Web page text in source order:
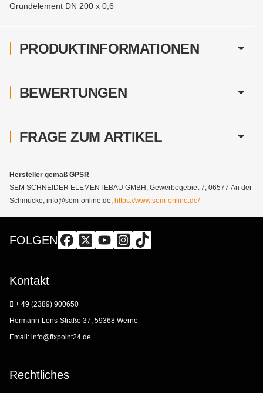
PRODUKTINFORMATIONEN
Grundelement DN 200 x 0,6
BEWERTUNGEN
FRAGE ZUM ARTIKEL
Hersteller gemäß GPSR
SEM SCHNEIDER ELEMENTEBAU GMBH, Gewerbegebiet 7, 06577 An der
Schmücke, info@sem-online.de, https://www.sem-online.de/
FOLGEN
Kontakt
+ 49 (2389) 900650
Hermann-Löns-Straße 37, 59368 Werne
Email: info@fixpoint24.de
Rechtliches